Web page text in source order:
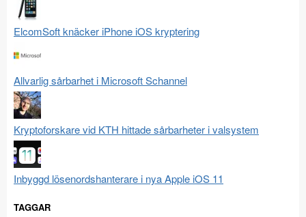
ElcomSoft knäcker iPhone iOS kryptering
Allvarlig sårbarhet i Microsoft Schannel
Kryptoforskare vid KTH hittade sårbarheter i valsystem
Inbyggd lösenordshanterare i nya Apple iOS 11
TAGGAR